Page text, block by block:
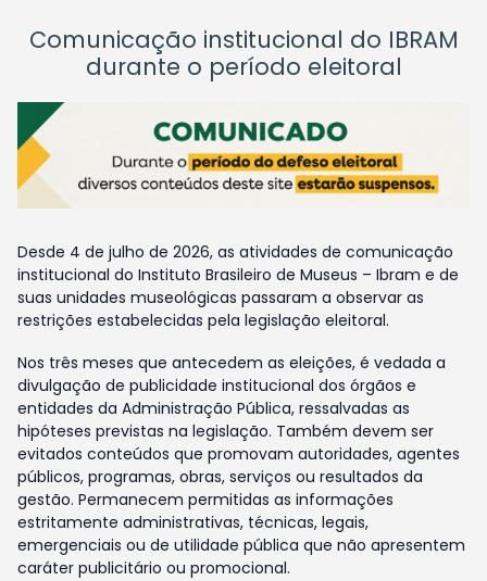
Comunicação institucional do IBRAM
durante o período eleitoral
Desde 4 de julho de 2026, as atividades de comunicação
institucional do Instituto Brasileiro de Museus – Ibram e de
suas unidades museológicas passaram a observar as
restrições estabelecidas pela legislação eleitoral.
Nos três meses que antecedem as eleições, é vedada a
divulgação de publicidade institucional dos órgãos e
entidades da Administração Pública, ressalvadas as
hipóteses previstas na legislação. Também devem ser
evitados conteúdos que promovam autoridades, agentes
públicos, programas, obras, serviços ou resultados da
gestão. Permanecem permitidas as informações
estritamente administrativas, técnicas, legais,
emergenciais ou de utilidade pública que não apresentem
caráter publicitário ou promocional.